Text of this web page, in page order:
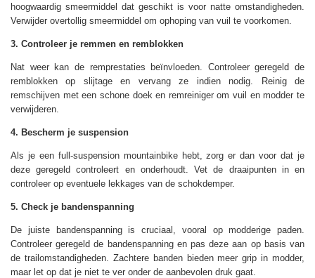
hoogwaardig smeermiddel dat geschikt is voor natte omstandigheden.
Verwijder overtollig smeermiddel om ophoping van vuil te voorkomen.
3. Controleer je remmen en remblokken
Nat weer kan de remprestaties beïnvloeden. Controleer geregeld de
remblokken op slijtage en vervang ze indien nodig. Reinig de
remschijven met een schone doek en remreiniger om vuil en modder te
verwijderen.
4. Bescherm je suspension
Als je een full-suspension mountainbike hebt, zorg er dan voor dat je
deze geregeld controleert en onderhoudt. Vet de draaipunten in en
controleer op eventuele lekkages van de schokdemper.
5. Check je bandenspanning
De juiste bandenspanning is cruciaal, vooral op modderige paden.
Controleer geregeld de bandenspanning en pas deze aan op basis van
de trailomstandigheden. Zachtere banden bieden meer grip in modder,
maar let op dat je niet te ver onder de aanbevolen druk gaat.